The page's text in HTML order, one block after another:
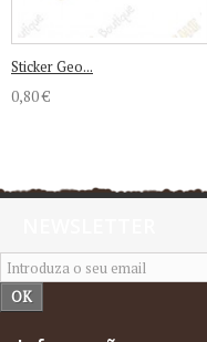
Sticker Geo...
0,80 €
OK